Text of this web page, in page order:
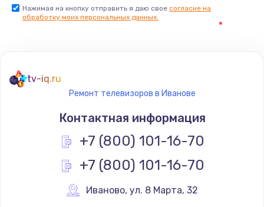
Нажимая на кнопку отправить я даю свое согласие на
обработку моих персональных данных.
tv-iq.ru
Ремонт телевизоров в Иванове
Контактная информация
+7 (800) 101-16-70
+7 (800) 101-16-70
Иваново, ул. 8 Марта, 32